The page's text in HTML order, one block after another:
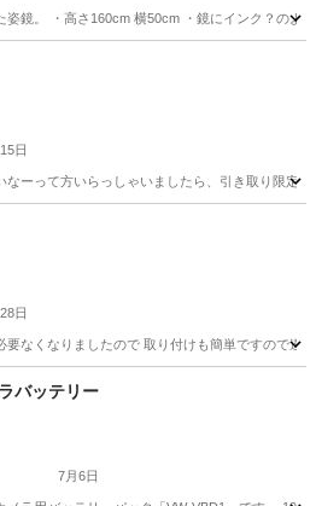
姿鏡。 ・高さ160cm 横50cm ・鏡にインク？の
日
なーって方いらっしゃいましたら、引き取り限定
日
要なくなりましたので 取り付けも簡単ですので
その他
バッテリー
7月6日